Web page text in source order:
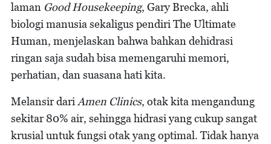
laman Good Housekeeping, Gary Brecka, ahli
biologi manusia sekaligus pendiri The Ultimate
Human, menjelaskan bahwa bahkan dehidrasi
ringan saja sudah bisa memengaruhi memori,
perhatian, dan suasana hati kita.
Melansir dari Amen Clinics, otak kita mengandung
sekitar 80% air, sehingga hidrasi yang cukup sangat
krusial untuk fungsi otak yang optimal. Tidak hanya